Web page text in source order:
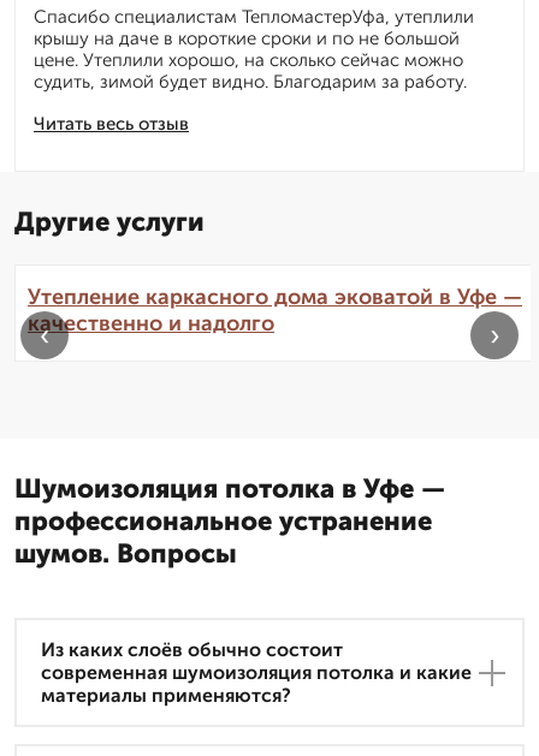
Читать весь отзыв
Спасибо специалистам ТепломастерУфа, утеплили
крышу на даче в короткие сроки и по не большой
цене. Утеплили хорошо, на сколько сейчас можно
судить, зимой будет видно. Благодарим за работу.
Другие услуги
Утепление каркасного дома эковатой в Уфе —
качественно и надолго
‹ ›
Шумоизоляция потолка в Уфе —
профессиональное устранение
шумов. Вопросы
Из каких слоёв обычно состоит
современная шумоизоляция потолка и какие
материалы применяются?